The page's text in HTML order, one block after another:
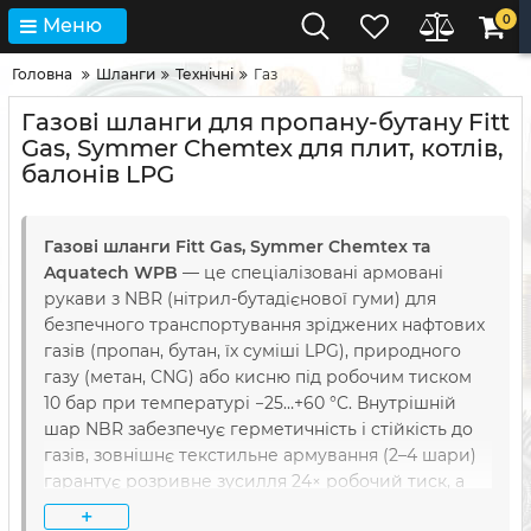
Меню 0
Головна Шланги Технічні Газ
Газові шланги для пропану-бутану Fitt
Gas, Symmer Chemtex для плит, котлів,
балонів LPG
Газові шланги Fitt Gas, Symmer Chemtex та
Aquatech WPB — це спеціалізовані армовані
рукави з NBR (нітрил-бутадієнової гуми) для
безпечного транспортування зріджених нафтових
газів (пропан, бутан, їх суміші LPG), природного
газу (метан, CNG) або кисню під робочим тиском
10 бар при температурі −25…+60 °C. Внутрішній
шар NBR забезпечує герметичність і стійкість до
газів, зовнішнє текстильне армування (2–4 шари)
гарантує розривне зусилля 24× робочий тиск, а
помаранчева або жовта зовнішня оболонка
+